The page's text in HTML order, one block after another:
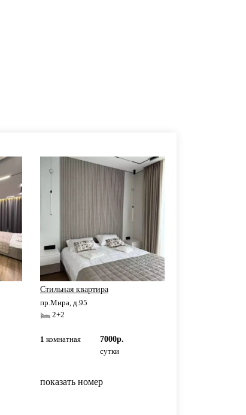
Стильная квартира
пр.Мира, д.95
2+2
1 комнатная
7000р.
сутки
показать номер